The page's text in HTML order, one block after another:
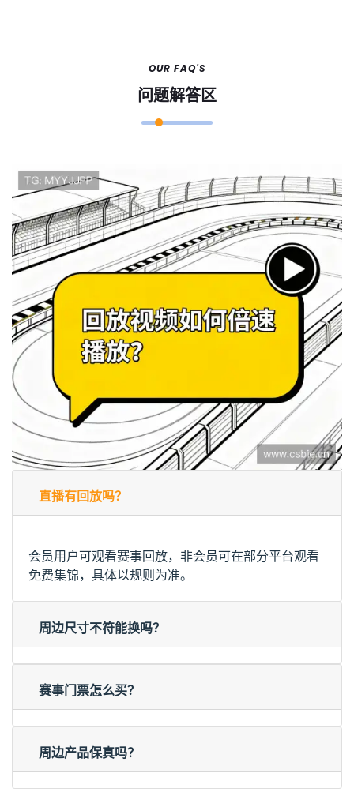
OUR FAQ'S
问题解答区
直播有回放吗？
会员用户可观看赛事回放，非会员可在部分平台观看
免费集锦，具体以规则为准。
周边尺寸不符能换吗？
赛事门票怎么买？
周边产品保真吗？